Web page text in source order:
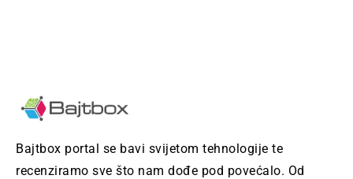
Bajtbox portal se bavi svijetom tehnologije te
recenziramo sve što nam dođe pod povećalo. Od